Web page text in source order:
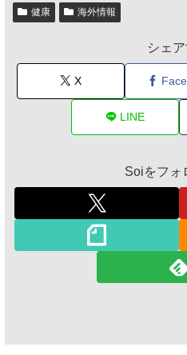
健康 海外情報
シェ
X
LINE
Soiをフォ